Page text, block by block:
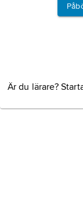
Är du lärare?